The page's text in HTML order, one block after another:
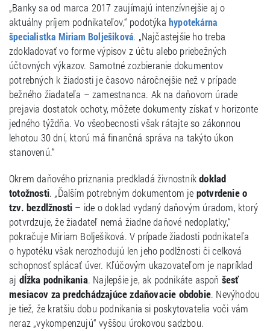
„Banky sa od marca 2017 zaujímajú intenzívnejšie aj o
aktuálny príjem podnikateľov,“ podotýka hypotekárna
špecialistka Miriam Bolješiková. „Najčastejšie ho treba
zdokladovať vo forme výpisov z účtu alebo priebežných
účtovných výkazov. Samotné zozbieranie dokumentov
potrebných k žiadosti je časovo náročnejšie než v prípade
bežného žiadateľa – zamestnanca. Ak na daňovom úrade
prejavia dostatok ochoty, môžete dokumenty získať v horizonte
jedného týždňa. Vo všeobecnosti však rátajte so zákonnou
lehotou 30 dní, ktorú má finančná správa na takýto úkon
stanovenú.“
Okrem daňového priznania predkladá živnostníkdoklad
totožnosti. „Ďalším potrebným dokumentom je potvrdenie o
tzv. bezdlžnosti – ide o doklad vydaný daňovým úradom, ktorý
potvrdzuje, že žiadateľ nemá žiadne daňové nedoplatky,“
pokračuje Miriam Bolješiková. V prípade žiadosti podnikateľa
o hypotéku však nerozhodujú len jeho podlžnosti či celková
schopnosť splácať úver. Kľúčovým ukazovateľom je napríklad
aj dĺžka podnikania. Najlepšie je, ak podnikáte aspoň šesť
mesiacov za predchádzajúce zdaňovacie obdobie. Nevýhodou
je tiež, že kratšiu dobu podnikania si poskytovatelia voči vám
neraz „vykompenzujú“ vyššou úrokovou sadzbou.